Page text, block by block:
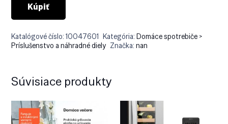
Kúpiť
Katalógové číslo:10047601 Kategória:Domáce spotrebiče >
Príslušenstvo a náhradné diely Značka:nan
Súvisiace produkty